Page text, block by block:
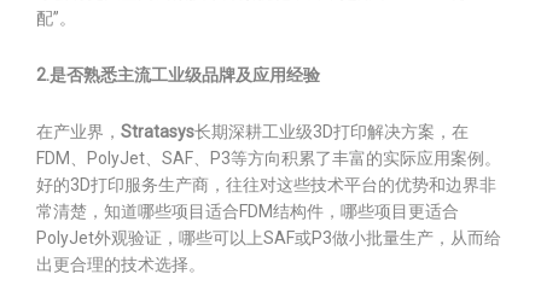
配”。
2.是否熟悉主流工业级品牌及应用经验
在产业界， Stratasys长期深耕工业级3D打印解决方案，在
FDM、PolyJet、SAF、P3等方向积累了丰富的实际应用案例。
好的3D打印服务生产商，往往对这些技术平台的优势和边界非
常清楚，知道哪些项目适合FDM结构件，哪些项目更适合
PolyJet外观验证，哪些可以上SAF或P3做小批量生产，从而给
出更合理的技术选择。